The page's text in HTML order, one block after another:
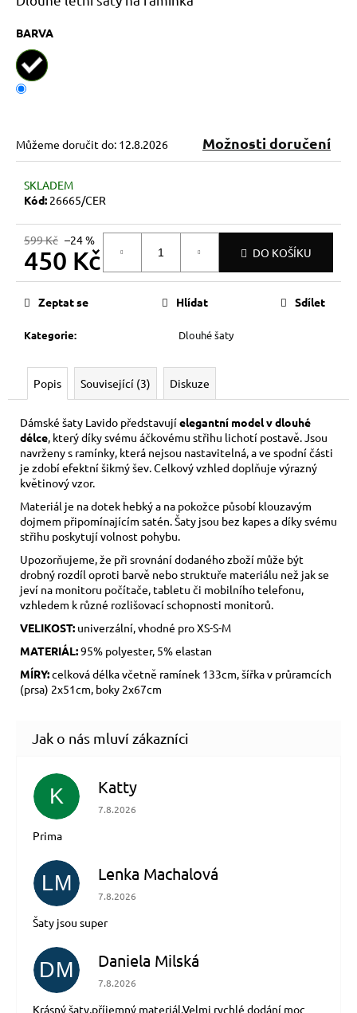
BARVA
Můžeme doručit do: 12.8.2026 Možnosti doručení
SKLADEM
Kód: 26665/CER
599 Kč –24 %
450 Kč
Měrná
DO KOŠÍKU
Kategorie: Dlouhé šaty
Zeptat se Hlídat Sdílet
Popis Související (3) Diskuze
Dámské šaty Lavido představujíelegantní model v dlouhé
délce , který díky svému áčkovému střihu lichotí postavě. Jsou
navrženy s ramínky, která nejsou nastavitelná, a ve spodní části
je zdobí efektní šikmý šev. Celkový vzhled doplňuje výrazný
květinový vzor.
Materiál je na dotek hebký a na pokožce působí klouzavým
dojmem připomínajícím satén. Šaty jsou bez kapes a díky svému
střihu poskytují volnost pohybu.
Upozorňujeme, že při srovnání dodaného zboží může být
drobný rozdíl oproti barvě nebo struktuře materiálu než jak se
jeví na monitoru počítače, tabletu či mobilního telefonu,
vzhledem k různé rozlišovací schopnosti monitorů.
VELIKOST: univerzální, vhodné pro XS-S-M
MATERIÁL:95% polyester, 5% elastan
MÍRY:celková délka včetně ramínek 133cm, šířka v průramcích
(prsa) 2x51cm, boky 2x67cm
K Katty
Hodnocení obchodu je 5 z 5 hvězdiček.
7.8.2026
Prima
LM Lenka Machalová
Hodnocení obchodu je 5 z 5 hvězdiček.
7.8.2026
Šaty jsou super
DM Daniela Milská
Hodnocení obchodu je 5 z 5 hvězdiček.
7.8.2026
Krásný šaty,příjemný materiál.Velmi rychlé dodání moc
j
e
m
e